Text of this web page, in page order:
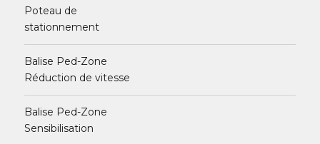
Poteau de
stationnement
Balise Ped-Zone
Réduction de vitesse
Balise Ped-Zone
Sensibilisation